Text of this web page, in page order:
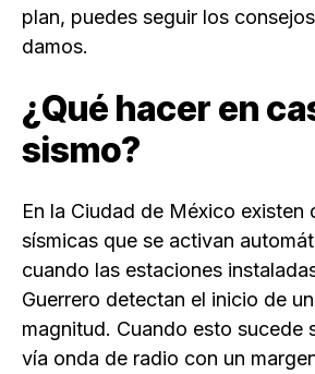
plan, puedes seguir los
damos.
¿Qué hacer en
sismo?
En la Ciudad de México existen
sísmicas que se activan
cuando las estaciones
Guerrero detectan el inicio de
magnitud. Cuando esto sucede
vía onda de radio con un